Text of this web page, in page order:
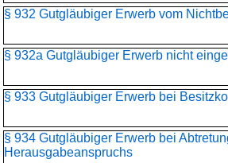
§ 932 Gutgläubiger Erwerb vom
§ 932a Gutgläubiger Erwerb nicht
§ 933 Gutgläubiger Erwerb bei
§ 934 Gutgläubiger Erwerb bei
Herausgabeanspruchs